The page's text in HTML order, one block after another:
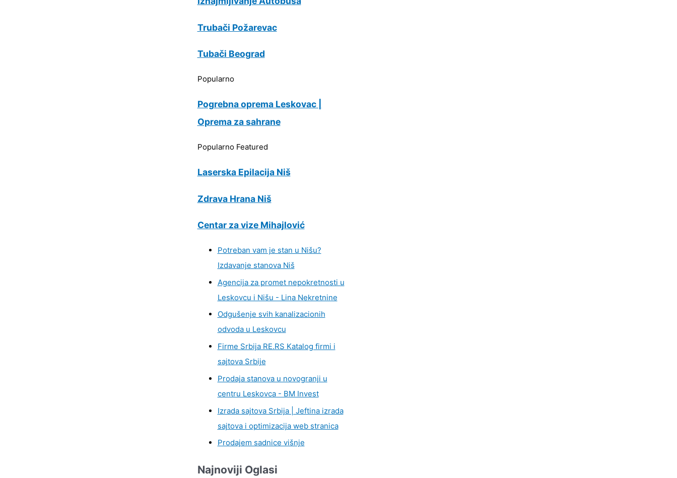
Trubači Požarevac
Tubači Beograd
Popularno
Pogrebna oprema Leskovac |
Oprema za sahrane
Popularno Featured
Laserska Epilacija Niš
Zdrava Hrana Niš
Centar za vize Mihajlović
Potreban vam je stan u Nišu?
Izdavanje stanova Niš
Agencija za promet nepokretnosti u
Leskovcu i Nišu - Lina Nekretnine
Odgušenje svih kanalizacionih
odvoda u Leskovcu
Firme Srbija RE.RS Katalog firmi i
sajtova Srbije
Prodaja stanova u novogranji u
centru Leskovca - BM Invest
Izrada sajtova Srbija | Jeftina izrada
sajtova i optimizacija web stranica
Prodajem sadnice višnje
Najnoviji Oglasi